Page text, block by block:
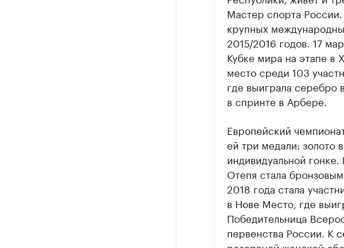
Мастер спорта
крупных
2015/2016 годов. 17
Кубке мира на этапе в
место среди 103
где выиграла серебро
в спринте в Арбере.
Европейский
ей три медали: золото
индивидуальной
Отепя стала
2018 года стала
в Нове Место, где
Победительница
первенства России. К